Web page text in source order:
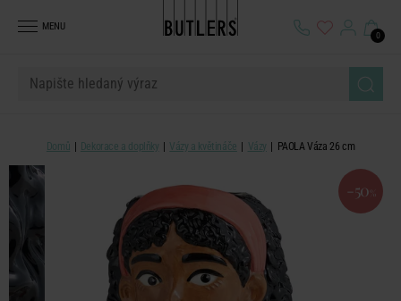
MENU
0
Domů Dekorace a doplňky Vázy a květináče Vázy PAOLA Váza 26 cm
-50 %